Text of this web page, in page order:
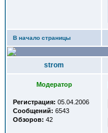
В начало страницы
strom
Модератор
Регистрация: 05.04.2006
Сообщений: 6543
Обзоров: 42